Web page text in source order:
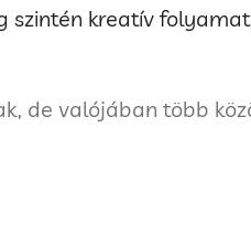
szintén kreatív
de valójában több